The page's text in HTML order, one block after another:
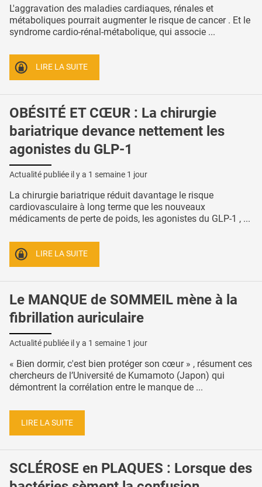
L'aggravation des maladies cardiaques, rénales et
métaboliques pourrait augmenter le risque de cancer . Et le
syndrome cardio-rénal-métabolique, qui associe ...
LIRE LA SUITE
OBÉSITÉ ET CŒUR : La chirurgie
bariatrique devance nettement les
agonistes du GLP-1
Actualité publiée il y a 1 semaine 1 jour
La chirurgie bariatrique réduit davantage le risque
cardiovasculaire à long terme que les nouveaux
médicaments de perte de poids, les agonistes du GLP-1 , ...
LIRE LA SUITE
Le MANQUE de SOMMEIL mène à la
fibrillation auriculaire
Actualité publiée il y a 1 semaine 1 jour
« Bien dormir, c'est bien protéger son cœur » , résument ces
chercheurs de l’Université de Kumamoto (Japon) qui
démontrent la corrélation entre le manque de ...
LIRE LA SUITE
SCLÉROSE en PLAQUES : Lorsque des